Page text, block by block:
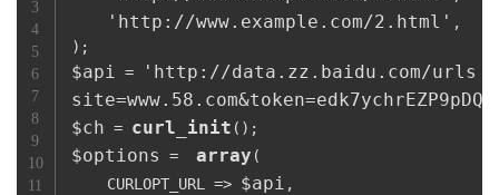
3
4
5
6
7
8
9
10
11
'http://www.example.com/2.html' ,
$api =
'http://data.zz.baidu.com/urls
$ch = curl_init
$options = array (
    CURLOPT_URL =>
$api ,